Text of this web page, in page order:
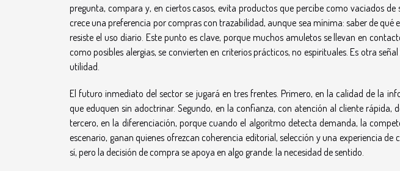
pregunta, compara y, en ciertos casos, evita productos que percibe como vaciados
crece una preferencia por compras con trazabilidad, aunque sea mínima: saber de qué
resiste el uso diario. Este punto es clave, porque muchos amuletos se llevan en
como posibles alergias, se convierten en criterios prácticos, no espirituales. Es otra
utilidad.
El futuro inmediato del sector se jugará en tres frentes. Primero, en la calidad de la
que eduquen sin adoctrinar. Segundo, en la confianza, con atención al cliente rápida,
tercero, en la diferenciación, porque cuando el algoritmo detecta demanda, la
escenario, ganan quienes ofrezcan coherencia editorial, selección y una experiencia
sí, pero la decisión de compra se apoya en algo grande: la necesidad de sentido.